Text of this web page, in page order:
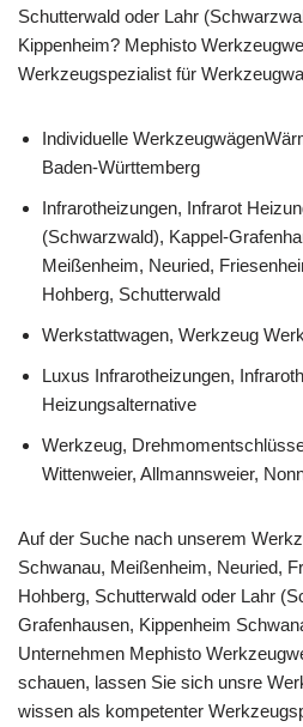
Schutterwald oder Lahr
Kippenheim? Mephisto
Werkzeugspezialist für
Individuelle
Baden-Württemberg
Infrarotheizungen, Infrarot
(Schwarzwald), Kappel-
Meißenheim, Neuried,
Hohberg, Schutterwald
Werkstattwagen, Werkzeug
Luxus Infrarotheizungen,
Heizungsalternative
Werkzeug,
Wittenweier, Allmannsweier,
Auf der Suche nach unserem
Schwanau, Meißenheim, Neuried,
Hohberg, Schutterwald oder Lahr
Grafenhausen, Kippenheim
Unternehmen Mephisto
schauen, lassen Sie sich unsre
wissen als kompetenter